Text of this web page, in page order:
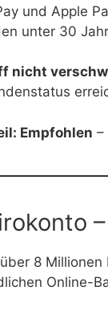
und Apple
unter 30
nicht
Empfohlen –
8
Online-